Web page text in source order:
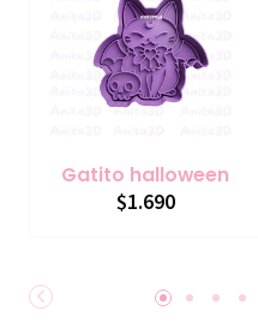
Gatito halloween
$1.690